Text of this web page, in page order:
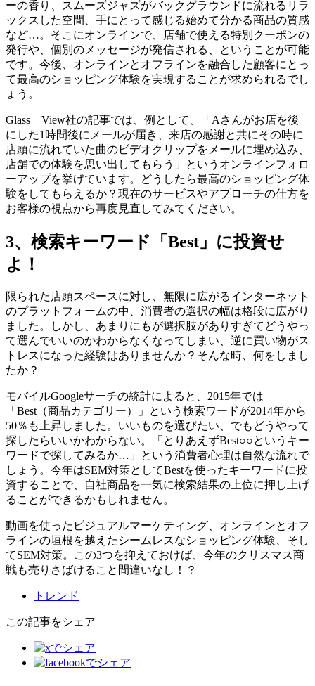
ーの香り、スムーズジャズがバックグラウンドに流れるリラ
ックスした空間、手にとって感じる始めて分かる商品の質感
など…。そこにオンラインで、店舗で使える特別クーポンの
発行や、個別のメッセージが発信される、ということが可能
です。今後、オンラインとオフラインを融合した顧客にとっ
て最高のショッピング体験を実現することが求められるでし
ょう。
Glass View社の記事では、例として、「Aさんがお店を後
にした1時間後にメールが届き、来店の感謝と共にその時に
店頭に流れていた曲のビデオクリップをメールに埋め込み、
店舗での体験を思い出してもらう」というオンラインフォロ
ーアップを挙げています。どうしたら最高のショッピング体
験をしてもらえるか？現在のサービスやアプローチの仕方を
お客様の視点から再度見直してみてください。
3、検索キーワード「Best」に投資せ
よ！
限られた店頭スペースに対し、無限に広がるインターネット
のプラットフォームの中、消費者の選択の幅は格段に広がり
ました。しかし、あまりにもが選択肢がありすぎてどうやっ
て選んでいいのかわからなくなってしまい、逆に買い物がス
トレスになった経験はありませんか？そんな時、何をしまし
たか？
モバイルGoogleサーチの統計によると、2015年では
「Best（商品カテゴリー）」という検索ワードが2014年から
50％も上昇しました。いいものを選びたい、でもどうやって
探したらいいかわからない。「とりあえずBest○○というキー
ワードで探してみるか…」という消費者心理は自然な流れで
しょう。今年はSEM対策としてBestを使ったキーワードに投
資することで、自社商品を一気に検索結果の上位に押し上げ
ることができるかもしれません。
動画を使ったビジュアルマーケティング、オンラインとオフ
ラインの垣根を越えたシームレスなショッピング体験、そし
てSEM対策。この3つを抑えておけば、今年のクリスマス商
戦も売りさばけること間違いなし！？
トレンド
この記事をシェア